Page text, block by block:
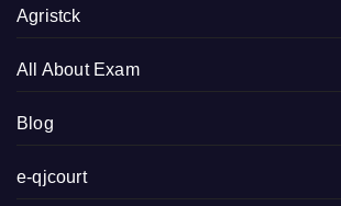
Agristck
All About Exam
Blog
e-qjcourt